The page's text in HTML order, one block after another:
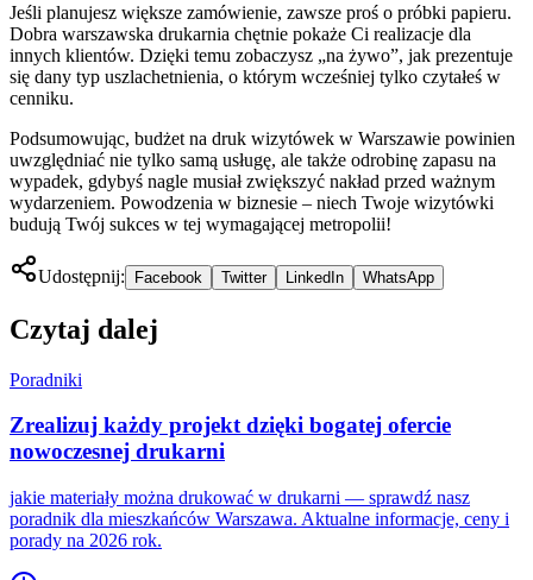
Jeśli planujesz większe zamówienie, zawsze proś o próbki papieru.
Dobra warszawska drukarnia chętnie pokaże Ci realizacje dla
innych klientów. Dzięki temu zobaczysz „na żywo”, jak prezentuje
się dany typ uszlachetnienia, o którym wcześniej tylko czytałeś w
cenniku.
Podsumowując, budżet na druk wizytówek w Warszawie powinien
uwzględniać nie tylko samą usługę, ale także odrobinę zapasu na
wypadek, gdybyś nagle musiał zwiększyć nakład przed ważnym
wydarzeniem. Powodzenia w biznesie – niech Twoje wizytówki
budują Twój sukces w tej wymagającej metropolii!
Udostępnij: Facebook Twitter LinkedIn WhatsApp
Czytaj dalej
Poradniki
Zrealizuj każdy projekt dzięki bogatej ofercie
nowoczesnej drukarni
jakie materiały można drukować w drukarni — sprawdź nasz
poradnik dla mieszkańców Warszawa. Aktualne informacje, ceny i
porady na 2026 rok.